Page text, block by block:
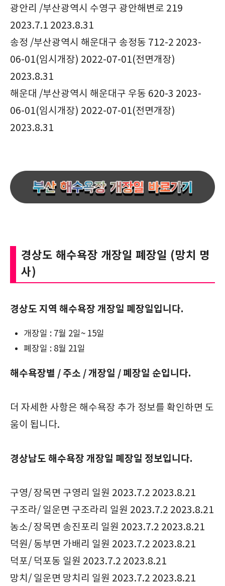
광안리 /부산광역시 수영구 광안해변로 219
2023.7.1 2023.8.31
송정 /부산광역시 해운대구 송정동 712-2 2023-
06-01(임시개장) 2022-07-01(전면개장)
2023.8.31
해운대 /부산광역시 해운대구 우동 620-3 2023-
06-01(임시개장) 2022-07-01(전면개장)
2023.8.31
경상도 해수욕장 개장일 폐장일 (망치 명
사)
경상도 지역 해수욕장 개장일 폐장일입니다.
개장일 : 7월 2일~ 15일
폐장일 : 8월 21일
해수욕장별 / 주소 / 개장일 / 폐장일 순입니다.
더 자세한 사항은 해수욕장 추가 정보를 확인하면 도
움이 됩니다.
경상남도 해수욕장 개장일 폐장일 정보입니다.
구영/ 장목면 구영리 일원 2023.7.2 2023.8.21
구조라/ 일운면 구조라리 일원 2023.7.2 2023.8.21
농소/ 장목면 송진포리 일원 2023.7.2 2023.8.21
덕원/ 동부면 가배리 일원 2023.7.2 2023.8.21
덕포/ 덕포동 일원 2023.7.2 2023.8.21
망치/ 일운면 망치리 일원 2023.7.2 2023.8.21